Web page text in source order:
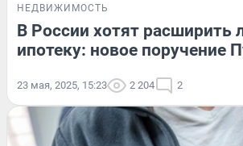
НЕДВИЖИМОСТЬ
В России хотят расширить
ипотеку: новое поручение
23 мая, 2025, 15:23 2 204 2